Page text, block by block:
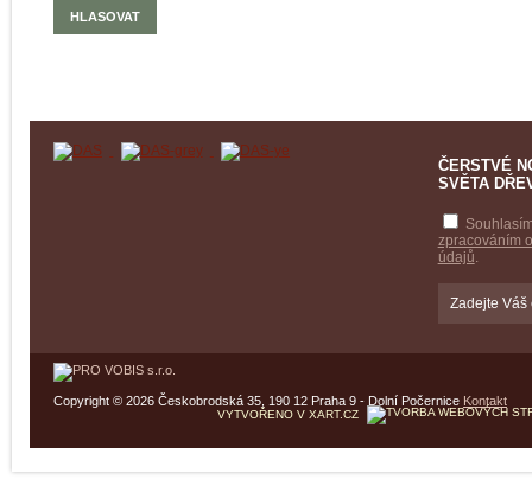
ČERSTVÉ
SVĚTA
zpracováním
údajů
Copyright © 2026 Českobrodská 35, 190 12 Praha 9 - Dolní Počernice Kontakt
VYTVOŘENO V XART.CZ